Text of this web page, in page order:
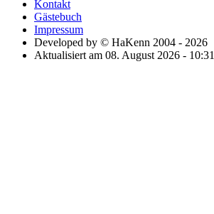
Kontakt
Gästebuch
Impressum
Developed by © HaKenn 2004 - 2026
Aktualisiert am 08. August 2026 - 10:31